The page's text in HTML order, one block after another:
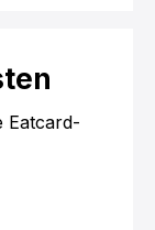
Eatcard-